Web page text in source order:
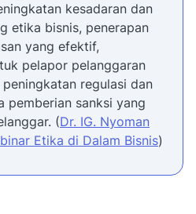
kesadaran dan
etika bisnis, penerapan
yang efektif,
pelapor pelanggaran
regulasi dan
pemberian sanksi yang
(Dr. IG. Nyoman
Etika di Dalam Bisnis)